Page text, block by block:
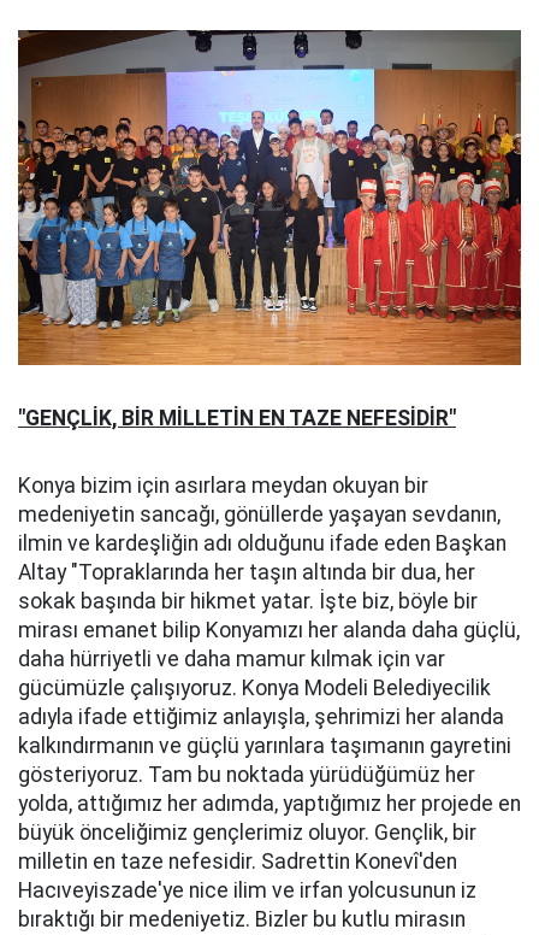
"GENÇLİK, BİR MİLLETİN EN TAZE NEFESİDİR"
Konya bizim için asırlara meydan okuyan bir
medeniyetin sancağı, gönüllerde yaşayan sevdanın,
ilmin ve kardeşliğin adı olduğunu ifade eden Başkan
Altay "Topraklarında her taşın altında bir dua, her
sokak başında bir hikmet yatar. İşte biz, böyle bir
mirası emanet bilip Konyamızı her alanda daha güçlü,
daha hürriyetli ve daha mamur kılmak için var
gücümüzle çalışıyoruz. Konya Modeli Belediyecilik
adıyla ifade ettiğimiz anlayışla, şehrimizi her alanda
kalkındırmanın ve güçlü yarınlara taşımanın gayretini
gösteriyoruz. Tam bu noktada yürüdüğümüz her
yolda, attığımız her adımda, yaptığımız her projede en
büyük önceliğimiz gençlerimiz oluyor. Gençlik, bir
milletin en taze nefesidir. Sadrettin Konevî'den
Hacıveyiszade'ye nice ilim ve irfan yolcusunun iz
bıraktığı bir medeniyetiz. Bizler bu kutlu mirasın